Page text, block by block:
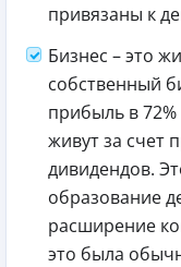
привязаны к
Бизнес – это
собственный
прибыль в
живут за счет
дивидендов.
образование
расширение
это была